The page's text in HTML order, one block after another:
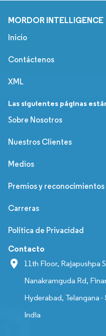
MORDOR INTELLIGENCE
Inicio
Contáctenos
XML
Las siguientes páginas
Sobre Nosotros
Nuestros Clientes
Medios
Premios y reconocimientos
Carreras
Política de Privacidad
Contacto
11th Floor, Rajapushpa
Nanakramguda Rd,
Hyderabad, Telangana -
India